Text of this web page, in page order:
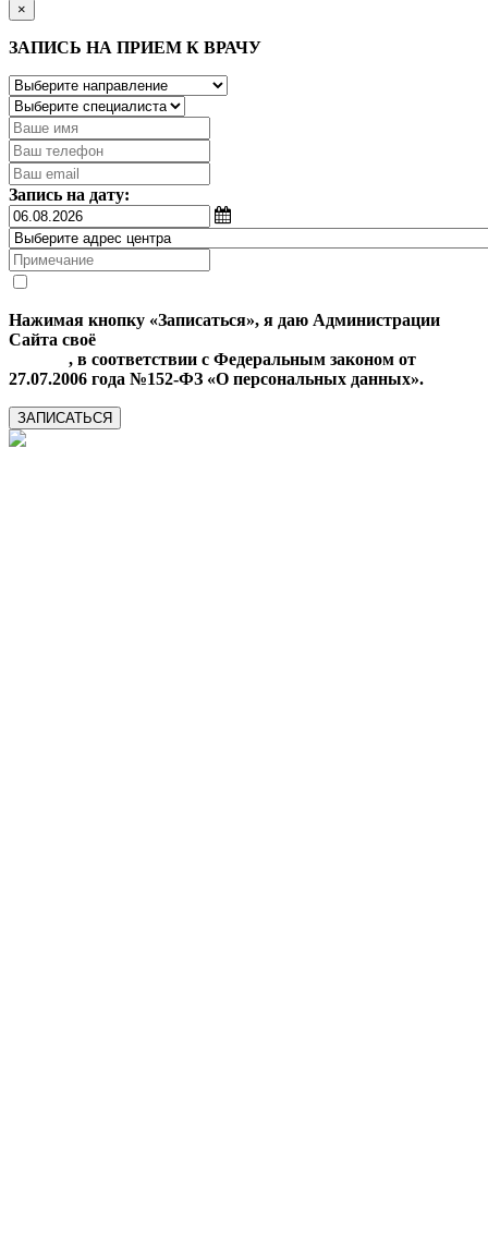
×
ЗАПИСЬ НА ПРИЕМ К ВРАЧУ
Запись на дату:
Нажимая кнопку «Записаться», я даю Администрации
Сайта своё
, в соответствии с Федеральным законом от
27.07.2006 года №152-ФЗ «О персональных данных».
ЗАПИСАТЬСЯ